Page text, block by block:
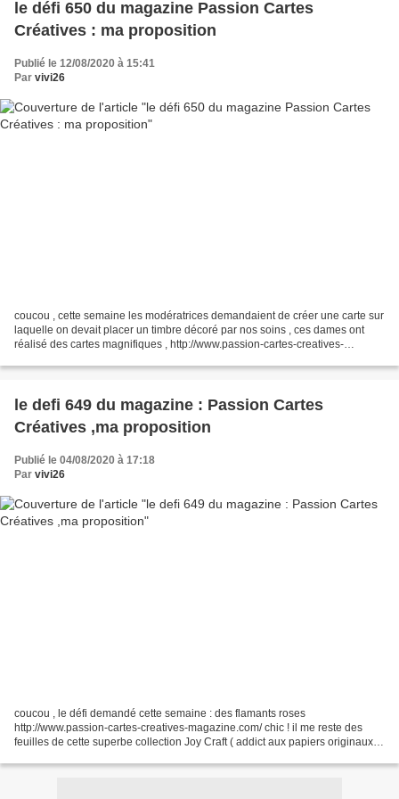
le défi 650 du magazine Passion Cartes
Créatives : ma proposition
Publié le 12/08/2020 à 15:41
Par vivi26
coucou , cette semaine les modératrices demandaient de créer une carte sur
laquelle on devait placer un timbre décoré par nos soins , ces dames ont
réalisé des cartes magnifiques , http://www.passion-cartes-creatives-
le defi 649 du magazine : Passion Cartes
Créatives ,ma proposition
Publié le 04/08/2020 à 17:18
Par vivi26
coucou , le défi demandé cette semaine : des flamants roses
http://www.passion-cartes-creatives-magazine.com/ chic ! il me reste des
feuilles de cette superbe collection Joy Craft ( addict aux papiers originaux) ,